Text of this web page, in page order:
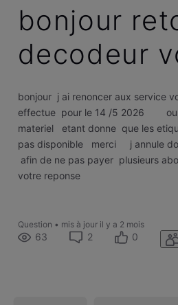
bonjour
decodeur
bonjour j ai renoncer aux service
effectue pour le 14 /5 2026 ou
materiel etant donne que les
pas disponible merci j annule
afin de ne pas payer plusieurs
votre reponse
Question • mis à jour il y a 2 mois
63 2 0